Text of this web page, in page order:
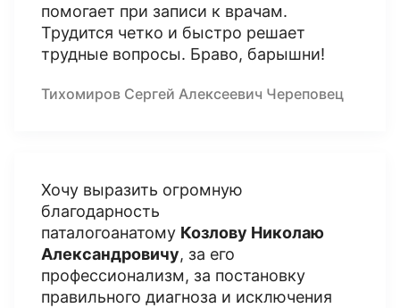
помогает при записи к врачам.
Трудится четко и быстро решает
трудные вопросы. Браво, барышни!
Тихомиров Сергей Алексеевич Череповец
Хочу выразить огромную
благодарность
паталогоанатому Козлову Николаю
Александровичу, за его
профессионализм, за постановку
правильного диагноза и исключения